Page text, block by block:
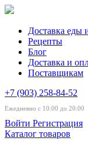
Доставка еды
Рецепты
Блог
Доставка и
Поставщикам
+7 (903) 258-84-52
Ежедневно с 10:00 до 20:00
Войти Регистрация
Каталог товаров